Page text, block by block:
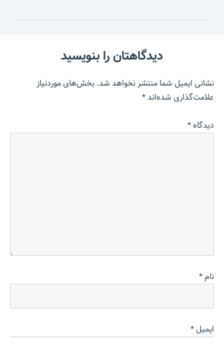
دیدگاهتان را بنویسید
نشانی ایمیل شما منتشر نخواهد شد.بخش‌های موردنیاز
علامت‌گذاری شده‌اند*
دیدگاه*
نام*
ایمیل*